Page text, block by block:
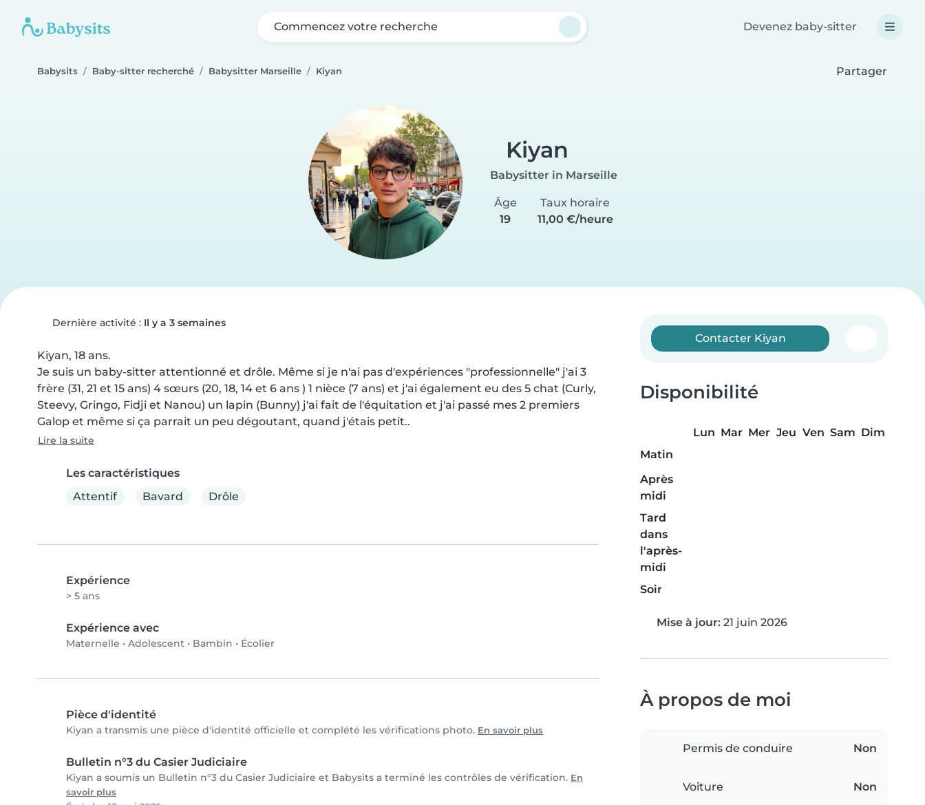
Commencez votre recherche Devenez baby-sitter
Babysits Baby-sitter recherché Babysitter Marseille Kiyan Partager
Kiyan
Babysitter in Marseille
Âge
19
Taux horaire
11,00 €/heure
Dernière activité : Il y a 3 semaines
Kiyan, 18 ans.
Je suis un baby-sitter attentionné et drôle. Même si je n'ai pas d'expériences "professionnelle" j'ai 3
frère (31, 21 et 15 ans) 4 sœurs (20, 18, 14 et 6 ans ) 1 nièce (7 ans) et j'ai également eu des 5 chat (Curly,
Steevy, Gringo, Fidji et Nanou) un lapin (Bunny) j'ai fait de l'équitation et j'ai passé mes 2 premiers
Galop et même si ça parrait un peu dégoutant, quand j'étais petit..
Lire la suite
Les caractéristiques
Attentif
Bavard Drôle
Expérience
> 5 ans
Expérience avec
Maternelle • Adolescent • Bambin • Écolier
Pièce d'identité
Kiyan a transmis une pièce d'identité officielle et complété les vérifications photo. En savoir plus
Bulletin n°3 du Casier Judiciaire
Kiyan a soumis un Bulletin n°3 du Casier Judiciaire et Babysits a terminé les contrôles de vérification. En
savoir plus
Contacter Kiyan
Disponibilité
Lun Mar Mer Jeu Ven Sam Dim
Matin
Après
midi
Tard
dans
l'après-
midi
Soir
Mise à jour: 21 juin 2026
À propos de moi
Permis de conduire Non
Voiture Non